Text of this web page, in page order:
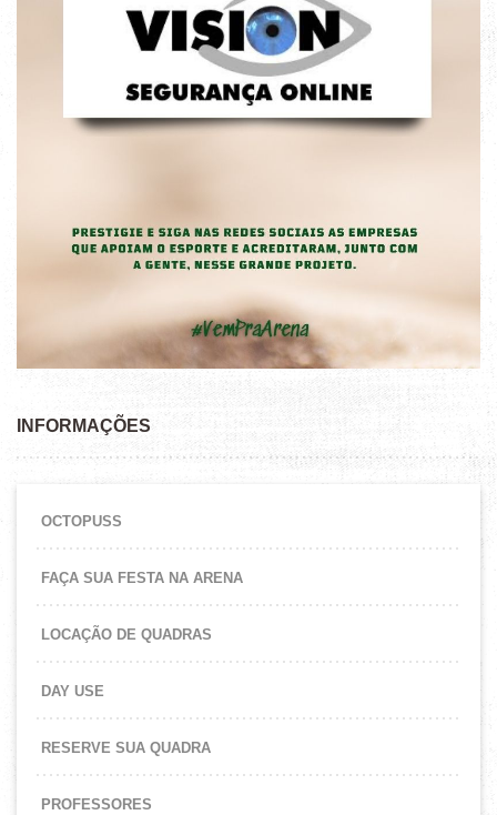
INFORMAÇÕES
OCTOPUSS
FAÇA SUA FESTA NA ARENA
LOCAÇÃO DE QUADRAS
DAY USE
RESERVE SUA QUADRA
PROFESSORES